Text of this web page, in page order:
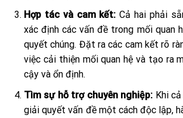
Hợp tác và cam kết: Cả hai phải
xác định các vấn đề trong mối quan
quyết chúng. Đặt ra các cam kết rõ
việc cải thiện mối quan hệ và tạo ra
cậy và ổn định.
Tìm sự hỗ trợ chuyên nghiệp: Khi
giải quyết vấn đề một cách độc lập,